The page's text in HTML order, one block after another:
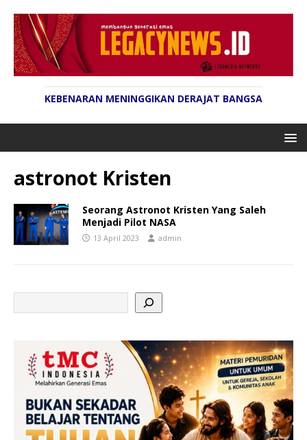
KEBENARAN MENINGGIKAN DERAJAT BANGSA
astronot Kristen
Seorang Astronot Kristen Yang Saleh
Menjadi Pilot NASA
13 April 2023 admin